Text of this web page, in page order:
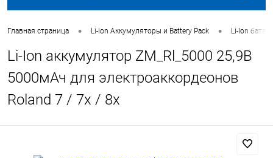
Главная страница • Li-Ion Аккумуляторы и Battery Pack • Li-Ion
Li-Ion аккумулятор ZM_Rl_5000 25,9В
5000мАч для электроаккордеонов
Roland 7 / 7x / 8x